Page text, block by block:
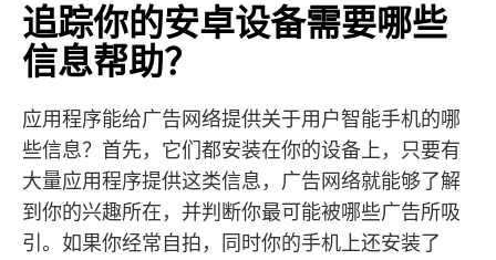
追踪你的安卓设备需要哪些
信息帮助？
应用程序能给广告网络提供关于用户智能手机的哪
些信息？首先，它们都安装在你的设备上，只要有
大量应用程序提供这类信息，广告网络就能够了解
到你的兴趣所在，并判断你最可能被哪些广告所吸
引。如果你经常自拍，同时你的手机上还安装了